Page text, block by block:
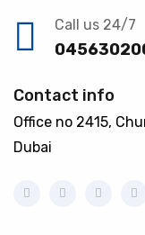
Call us 24/7
Contact info
Office no 2415,
Dubai